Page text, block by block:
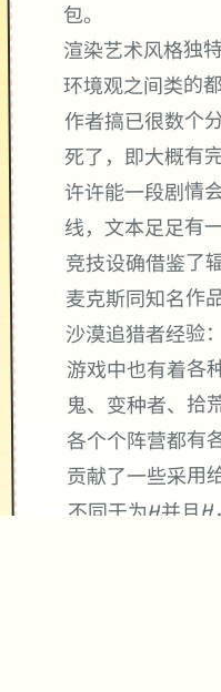
包。
渲染艺术风格独
环境观之间类的
作者搞已很数个
死了，即大概有
许许能一段剧情
线，文本足足有
竞技设确借鉴了
麦克斯同知名作品
沙漠追猎者经验：
游戏中也有着各
鬼、变种者、拾
各个个阵营都有
贡献了一些采用
不同于为H并且